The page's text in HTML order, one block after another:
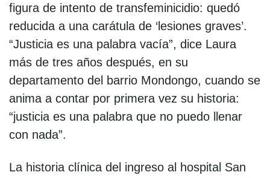
figura de intento de transfeminicidio: quedó
reducida a una carátula de ‘lesiones graves’.
“Justicia es una palabra vacía”, dice Laura
más de tres años después, en su
departamento del barrio Mondongo, cuando se
anima a contar por primera vez su historia:
“justicia es una palabra que no puedo llenar
con nada”.
La historia clínica del ingreso al hospital San